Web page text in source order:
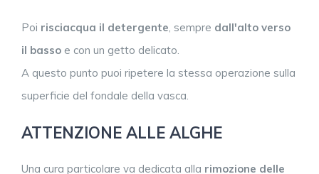
Poi risciacqua il detergente, sempre dall'alto verso
il basso e con un getto delicato.
A questo punto puoi ripetere la stessa operazione sulla
superficie del fondale della vasca.
ATTENZIONE ALLE ALGHE
Una cura particolare va dedicata alla rimozione delle